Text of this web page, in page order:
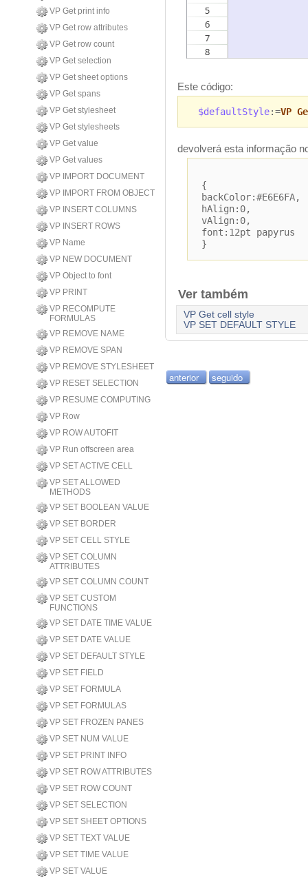
VP Get print info
VP Get row attributes
VP Get row count
VP Get selection
VP Get sheet options
VP Get spans
VP Get stylesheet
VP Get stylesheets
VP Get value
VP Get values
VP IMPORT DOCUMENT
VP IMPORT FROM OBJECT
VP INSERT COLUMNS
VP INSERT ROWS
VP Name
VP NEW DOCUMENT
VP Object to font
VP PRINT
VP RECOMPUTE
FORMULAS
VP REMOVE NAME
VP REMOVE SPAN
VP REMOVE STYLESHEET
VP RESET SELECTION
VP RESUME COMPUTING
VP Row
VP ROW AUTOFIT
VP Run offscreen area
VP SET ACTIVE CELL
VP SET ALLOWED
METHODS
VP SET BOOLEAN VALUE
VP SET BORDER
VP SET CELL STYLE
VP SET COLUMN
ATTRIBUTES
VP SET COLUMN COUNT
VP SET CUSTOM
FUNCTIONS
VP SET DATE TIME VALUE
VP SET DATE VALUE
VP SET DEFAULT STYLE
VP SET FIELD
VP SET FORMULA
VP SET FORMULAS
VP SET FROZEN PANES
VP SET NUM VALUE
VP SET PRINT INFO
VP SET ROW ATTRIBUTES
VP SET ROW COUNT
VP SET SELECTION
VP SET SHEET OPTIONS
VP SET TEXT VALUE
VP SET TIME VALUE
VP SET VALUE
Este código:
$defaultStyle:=VP
devolverá esta informação
{
backColor:#E6E6FA,
hAlign:0,
vAlign:0,
font:12pt papyrus
}
Ver também
VP Get cell style
VP SET DEFAULT STYLE
anterior seguido